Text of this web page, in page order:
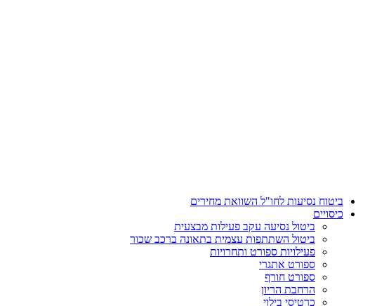
ביטוח נסיעות לחו"ל השוואת מחירים
כיסויים
ביטול נסיעה עקב פעילות מבצעית
ביטול השתתפות עצמית בתאונה ברכב שכור
פעילויות ספורט ותחרויות
ספורט אתגרי
ספורט חורף
הרחבת הריון
כרטיסי בילוי